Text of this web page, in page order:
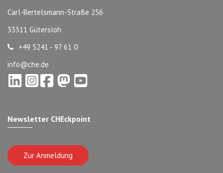
Carl-Bertelsmann-Straße 256
33311 Gütersloh
+49 5241 - 97 61 0
info@che.de
Newsletter CHEckpoint
Zur Anmeldung